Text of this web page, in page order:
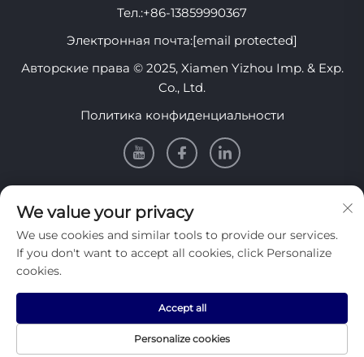
Тел.:+86-13859990367
Электронная почта:[email protected]
Авторские права © 2025, Xiamen Yizhou Imp. & Exp.
Co., Ltd.
Политика конфиденциальности
Информация
Подпишитесь на нашу еженедельную рассылку
Отправить
We value your privacy
We use cookies and similar tools to provide our services.
If you don't want to accept all cookies, click Personalize
cookies.
Personalize cookies
Accept all